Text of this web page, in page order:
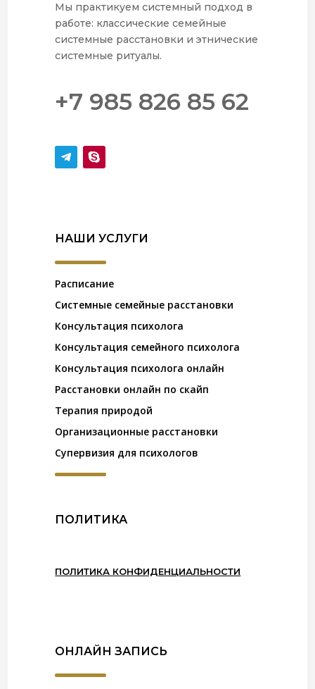
Мы практикуем системный подход в
работе: классические семейные
системные расстановки и этнические
системные ритуалы.
+7 985 826 85 62
НАШИ УСЛУГИ
Расписание
Системные семейные расстановки
Консультация психолога
Консультация семейного психолога
Консультация психолога онлайн
Расстановки онлайн по скайп
Терапия природой
Организационные расстановки
Супервизия для психологов
ПОЛИТИКА
ПОЛИТИКА КОНФИДЕНЦИАЛЬНОСТИ
ОНЛАЙН ЗАПИСЬ